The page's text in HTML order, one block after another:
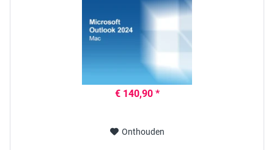
€ 140,90 *
Onthouden